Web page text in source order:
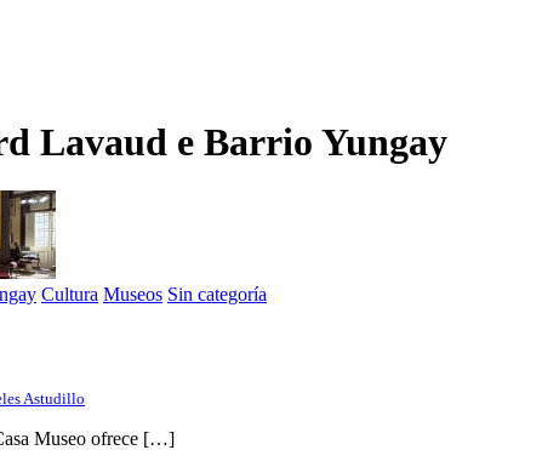
Lavaud e Barrio Yungay
Cultura Museos Sin categoría
Astudillo
Museo ofrece […]